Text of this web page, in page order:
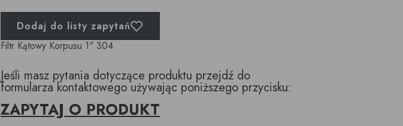
Dodaj do listy zapytań
Filtr Kątowy Korpusu 1" 304
Jeśli masz pytania dotyczące produktu przejdź do
formularza kontaktowego używając poniższego przycisku:
ZAPYTAJ O PRODUKT